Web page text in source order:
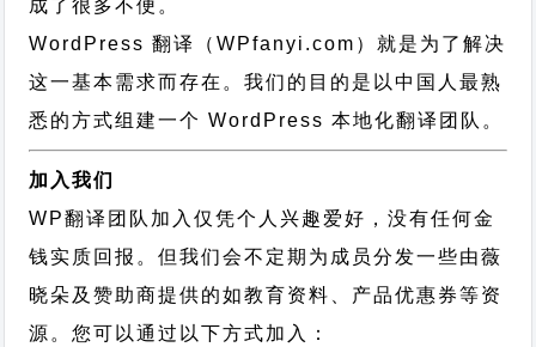
成了很多不便。
WordPress 翻译（WPfanyi.com） 就是为了解决
这一基本需求而存在。我们的目的是以中国人最熟
悉的方式组建一个 WordPress 本地化翻译团队。
加入我们
WP翻译团队加入仅凭个人兴趣爱好，没有任何金
钱实质回报。但我们会不定期为成员分发一些由薇
晓朵及赞助商提供的如教育资料、产品优惠券等资
源。您可以通过以下方式加入：